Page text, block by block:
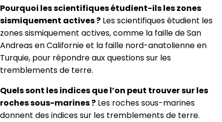
Pourquoi les scientifiques étudient-ils les zones
sismiquement actives ? Les scientifiques étudient les
zones sismiquement actives, comme la faille de San
Andreas en Californie et la faille nord-anatolienne en
Turquie, pour répondre aux questions sur les
tremblements de terre.
Quels sont les indices que l’on peut trouver sur les
roches sous-marines ? Les roches sous-marines
donnent des indices sur les tremblements de terre.